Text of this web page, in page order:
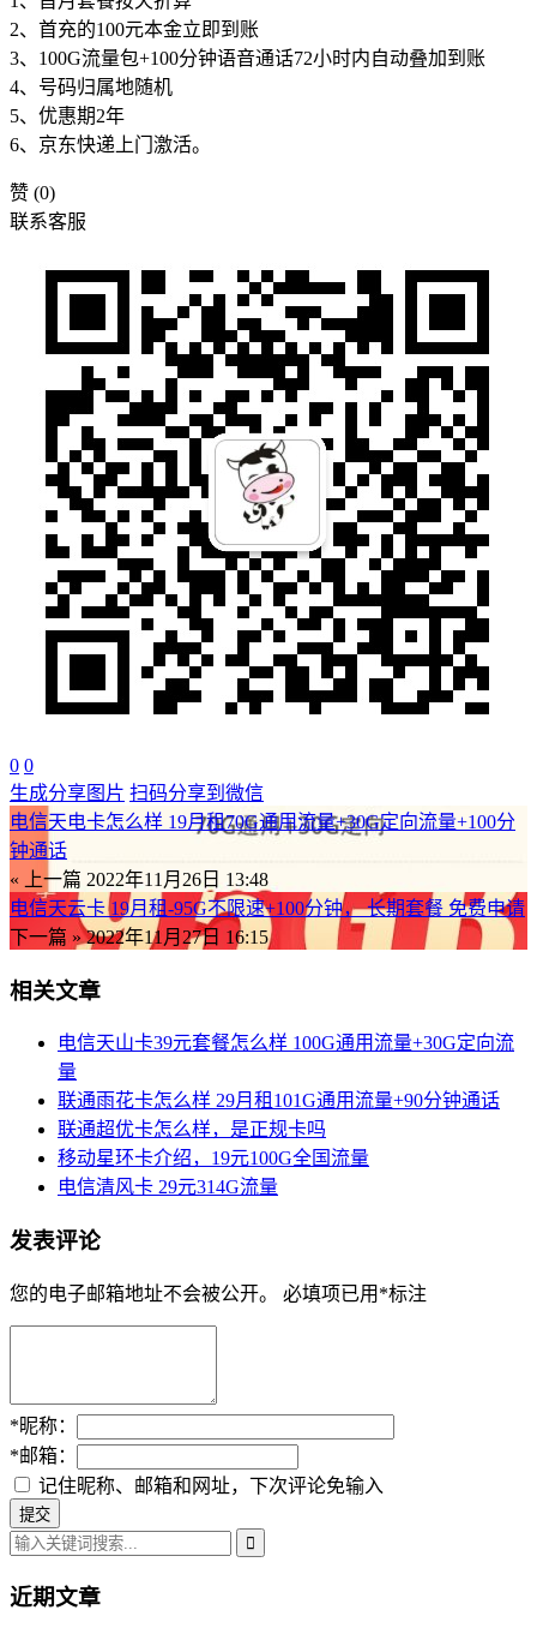
2、首充的100元本金立即到账
3、100G流量包+100分钟语音通话72小时内自动叠加到账
4、号码归属地随机
5、优惠期2年
6、京东快递上门激活。
赞 (0)
联系客服
0 0
生成分享图片 扫码分享到微信
电信天电卡怎么样 19月租70G通用流量+30G定向流量+100分
钟通话
« 上一篇 2022年11月26日 13:48
电信天云卡 19月租-95G不限速+100分钟， 长期套餐 免费申请
下一篇 » 2022年11月27日 16:15
相关文章
电信天山卡39元套餐怎么样 100G通用流量+30G定向流
量
联通雨花卡怎么样 29月租101G通用流量+90分钟通话
联通超优卡怎么样，是正规卡吗
移动星环卡介绍，19元100G全国流量
电信清风卡 29元314G流量
发表评论
您的电子邮箱地址不会被公开。 必填项已用 *标注
*昵称：
*邮箱：
记住昵称、邮箱和网址，下次评论免输入
近期文章